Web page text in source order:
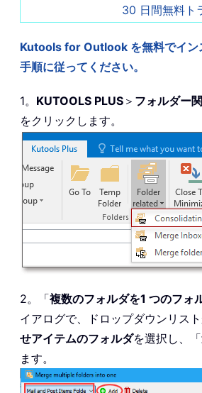
30 日間無料ト
Kutools for Outlook を無料でイン
手順に従ってください。
1。 KUTOOLS PLUS ＞ フォルダー
をクリックします。
2。「複数のフォルダを1 つのフォ
イアログで、ドロップダウンリス
せアイテムのフォルダを選択し、「
ます。